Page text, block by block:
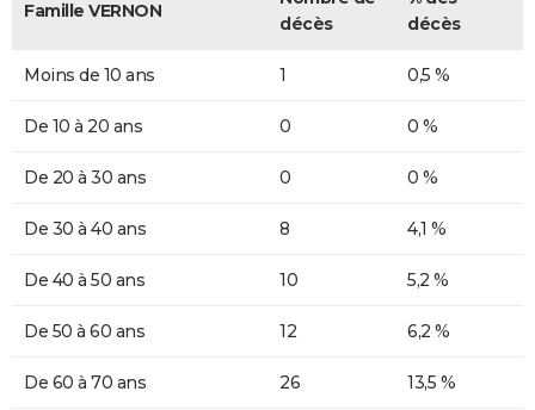
Famille VERNON
décès
décès
Moins de 10 ans 1 0,5 %
De 10 à 20 ans 0 0 %
De 20 à 30 ans 0 0 %
De 30 à 40 ans 8 4,1 %
De 40 à 50 ans 10 5,2 %
De 50 à 60 ans 12 6,2 %
De 60 à 70 ans 26 13,5 %